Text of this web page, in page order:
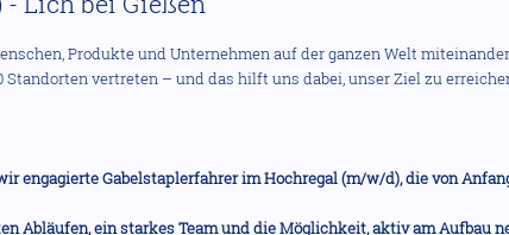
Produkte und Unternehmen auf der ganzen Welt
Standorten vertreten – und das hilft uns dabei, unser Ziel zu
engagierte Gabelstaplerfahrer im Hochregal (m/w/d), die von
Abläufen, ein starkes Team und die Möglichkeit, aktiv am Aufbau